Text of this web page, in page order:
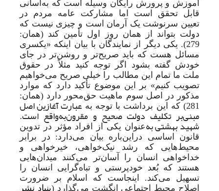
آموزش و پرورش رایگان وسیله است که به‌آسانی
قابل تحقق است اما مشارکت عامه مردم در
تعیین سرنوشت یک آرمان است و چیزی نیست که
دولت بتواند از همان روز اول تأمین کند (همان:
279). یکی دیگر از نمایندگان با بیان اینکه «یکسری
مسائل هست که باید صریح‌تر و روشن‌تر در جای
خودش گفته بشود اگر توجه کنید مثلاً در حقوق
ملت ما تمام این مطالب را خیلی صریح می‌خواهیم
تصویب کنیم» بر این موضوع تأکید دارد که موارد
مذکور در اصل سوم ماهیت حق‌محور دارد (همان:
281) که این برداشت با توجه به
عبارت آغازین اصل
مبنی‌بر تکلیف دولت صحیح و مقرون‌به‌واقع است.
شهید بهشتی بهعنوان یکی از افراد مؤثر در تدوین
قانون اساسی در‌این‌باره بیان می‌دارد: در برابر
محیط‌هایی که رشد نیک‌خواهی، خیرخواهی و
خداخواهی انسان را آسان‌تر می‌کنند میدان‌هایی
هستند که بُعد خودپرستی و تباه‌گرایی انسان را
تسهیل می‌کند. اینجاست که اسلام بر ضرورت
اصلاح محیط اجتماعی انگشت می‌گذارد (بنیاد نشر